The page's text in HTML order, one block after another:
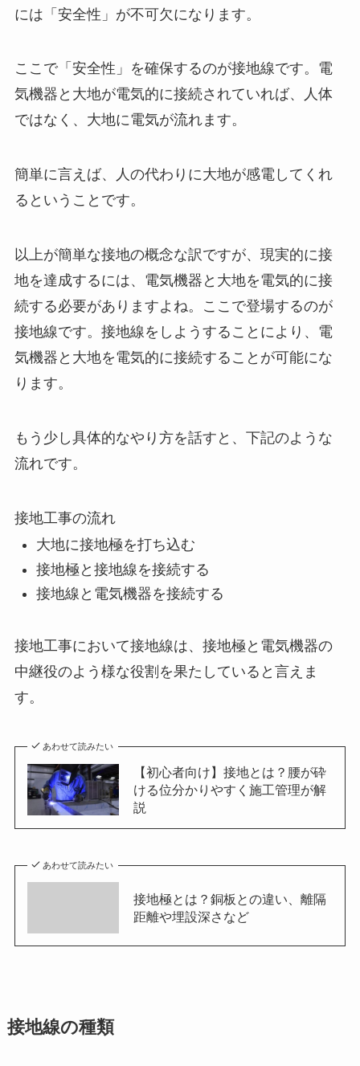
には「安全性」が不可欠になります。
ここで「安全性」を確保するのが接地線です。電
気機器と大地が電気的に接続されていれば、人体
ではなく、大地に電気が流れます。
簡単に言えば、人の代わりに大地が感電してくれ
るということです。
以上が簡単な接地の概念な訳ですが、現実的に接
地を達成するには、電気機器と大地を電気的に接
続する必要がありますよね。ここで登場するのが
接地線です。接地線をしようすることにより、電
気機器と大地を電気的に接続することが可能にな
ります。
もう少し具体的なやり方を話すと、下記のような
流れです。
接地工事の流れ
大地に接地極を打ち込む
接地極と接地線を接続する
接地線と電気機器を接続する
接地工事において接地線は、接地極と電気機器の
中継役のよう様な役割を果たしていると言えま
す。
あわせて読みたい
【初心者向け】接地とは？腰が砕
ける位分かりやすく施工管理が解
説
あわせて読みたい
接地極とは？銅板との違い、離隔
距離や埋設深さなど
接地線の種類